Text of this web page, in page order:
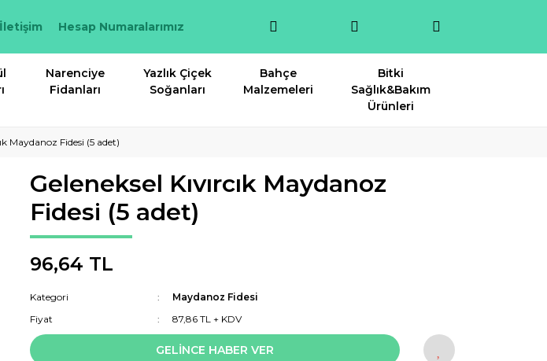
İletişim Hesap Numaralarımız
Narenciye
Fidanları
Yazlık Çiçek
Soğanları
Bahçe
Malzemeleri
Bitki
Sağlık&Bakım
Ürünleri
Maydanoz Fidesi (5 adet)
Geleneksel Kıvırcık Maydanoz
Fidesi (5 adet)
96,64 TL
Kategori
Maydanoz Fidesi
Fiyat
87,86 TL + KDV
GELİNCE HABER VER